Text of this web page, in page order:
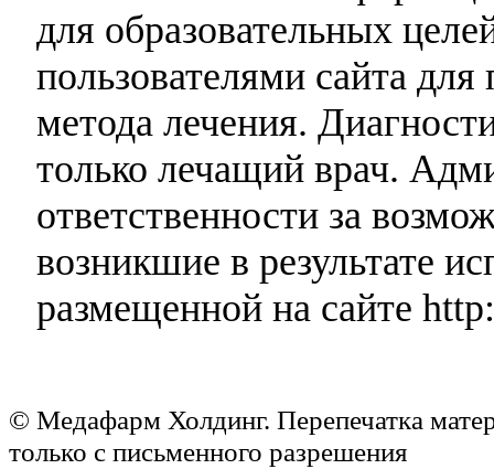
для образовательных
пользователями сайта
метода лечения.
только лечащий врач.
ответственности за
возникшие в результате
размещенной на сайте
© Медафарм Холдинг. Перепечатка
только с письменного разрешения